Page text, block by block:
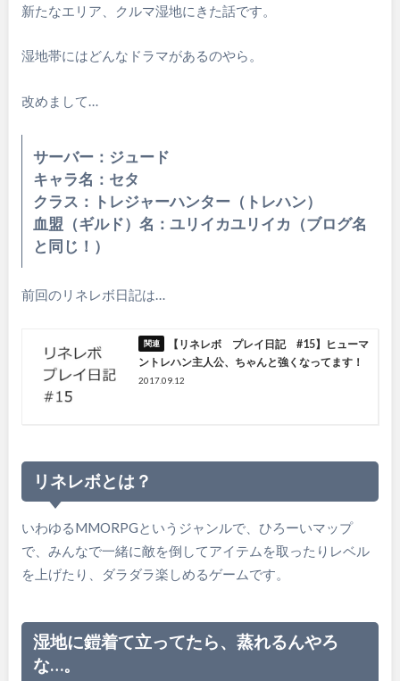
新たなエリア、クルマ湿地にきた話です。
湿地帯にはどんなドラマがあるのやら。
改めまして…
サーバー：ジュード
キャラ名：セタ
クラス：トレジャーハンター（トレハン）
血盟（ギルド）名：ユリイカユリイカ（ブログ名
と同じ！）
前回のリネレボ日記は…
【リネレボ プレイ日記 #15】ヒューマ
ントレハン主人公、ちゃんと強くなってます！
2017.09.12
リネレボとは？
いわゆるMMORPGというジャンルで、ひろーいマップ
で、みんなで一緒に敵を倒してアイテムを取ったりレベル
を上げたり、ダラダラ楽しめるゲームです。
湿地に鎧着て立ってたら、蒸れるんやろ
な…。